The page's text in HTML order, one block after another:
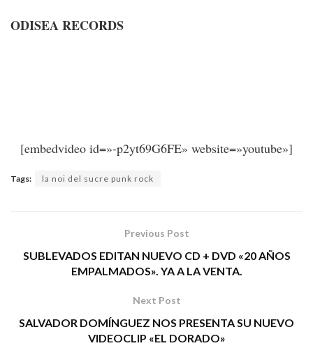
ODISEA RECORDS
[embedvideo id=»-p2yt69G6FE» website=»youtube»]
Tags: la noi del sucre punk rock
Previous Post
SUBLEVADOS EDITAN NUEVO CD + DVD «20 AÑOS
EMPALMADOS». YA A LA VENTA.
Next Post
SALVADOR DOMÍNGUEZ NOS PRESENTA SU NUEVO
VIDEOCLIP «EL DORADO»